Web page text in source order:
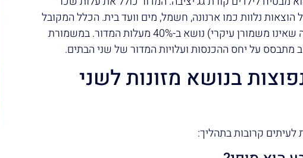
נלוות כמו ארנונה, חשמל, מים וועד בית. הכלל המקובל
עבור שני ילדים הוא שהאב (או ההורה שאינו משמורן עיקרי) נושא ב-40% מעלות המדור. במשמורת
מתבסס על יחס ההכנסות ועלויות המדור של שני הבתים.
בנושא מזונות לשני
קרובות בתהליך: